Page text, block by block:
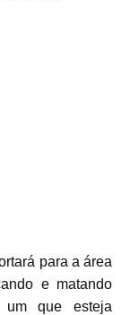
para a área
e matando
um que esteja